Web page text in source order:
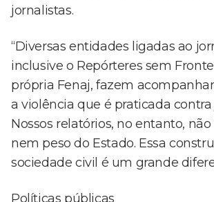
jornalistas.
“Diversas entidades ligadas ao
inclusive o Repórteres sem
própria Fenaj, fazem
a violência que é praticada contra
Nossos relatórios, no entanto,
nem peso do Estado. Essa
sociedade civil é um grande
Políticas públicas